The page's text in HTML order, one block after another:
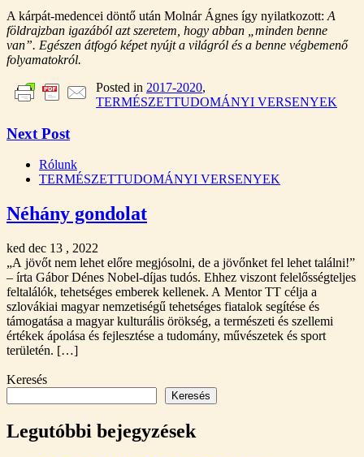
A kárpát-medencei döntő után Molnár Ágnes így nyilatkozott: A
földrajzban igazából azt szeretem, hogy abban „minden benne
van”. Egészen átfogó képet nyújt a világról és a benne végbemenő
folyamatokról.
Posted in 2017-2020,
TERMÉSZETTUDOMÁNYI VERSENYEK
Next Post
Rólunk
TERMÉSZETTUDOMÁNYI VERSENYEK
Néhány gondolat
ked dec 13 , 2022
„A jövőt nem lehet előre megjósolni, de a jövőnket fel lehet találni!”
– írta Gábor Dénes Nobel-díjas tudós. Ehhez viszont felelősségteljes
feltalálók, tehetséges emberek kellenek. A Mentor TT célja a
szlovákiai magyar nemzetiségű tehetséges fiatalok segítése és
támogatása a magyar kulturális örökség, a természeti és szellemi
értékek ápolása és fejlesztése a tudomány, művészetek és sport
területén. […]
Keresés
Keresés
Legutóbbi bejegyzések